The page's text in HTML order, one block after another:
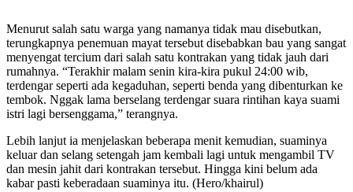
Menurut salah satu warga yang namanya tidak mau disebutkan,
terungkapnya penemuan mayat tersebut disebabkan bau yang sangat
menyengat tercium dari salah satu kontrakan yang tidak jauh dari
rumahnya. “Terakhir malam senin kira-kira pukul 24:00 wib,
terdengar seperti ada kegaduhan, seperti benda yang dibenturkan ke
tembok. Nggak lama berselang terdengar suara rintihan kaya suami
istri lagi bersenggama,” terangnya.
Lebih lanjut ia menjelaskan beberapa menit kemudian, suaminya
keluar dan selang setengah jam kembali lagi untuk mengambil TV
dan mesin jahit dari kontrakan tersebut. Hingga kini belum ada
kabar pasti keberadaan suaminya itu. (Hero/khairul)